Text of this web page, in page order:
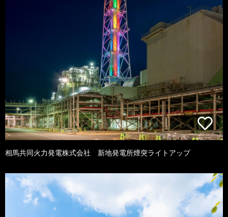
相馬共同火力発電株式会社 新地発電所煙突ライトアップ